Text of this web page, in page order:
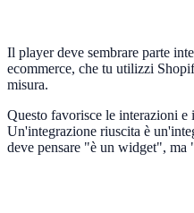
Il player deve sembrare parte
ecommerce, che tu utilizzi
misura.
Questo favorisce le interazioni
Un'integrazione riuscita è
deve pensare "è un widget",